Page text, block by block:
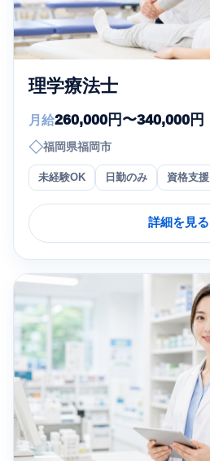
理学療法士
月給260,000円〜340,000円
◇福岡県福岡市
未経験OK 日勤のみ 資格支援
詳細を見る